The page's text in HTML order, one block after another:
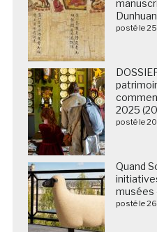
posté le
2025
posté le
Quand
musées
posté le